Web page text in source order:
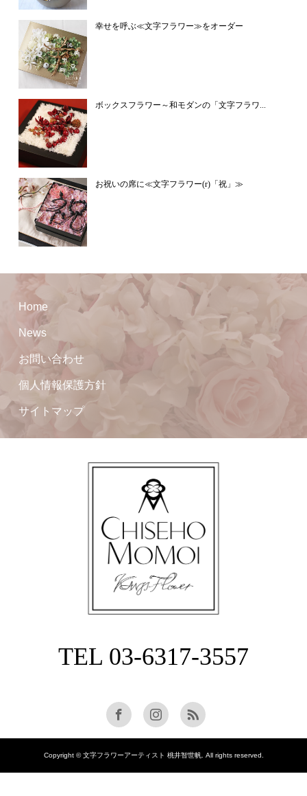
幸せを呼ぶ≪文字フラワー≫をオーダー
ボックスフラワー～和モダンの「文字フラワ...
お祝いの席に≪文字フラワー(r)「祝」≫
Home
News
お問い合わせ
個人情報保護方針
サイトマップ
TEL 03-6317-3557
Copyright © 文字フラワーアーティスト 桃井智世帆. All rights reserved.